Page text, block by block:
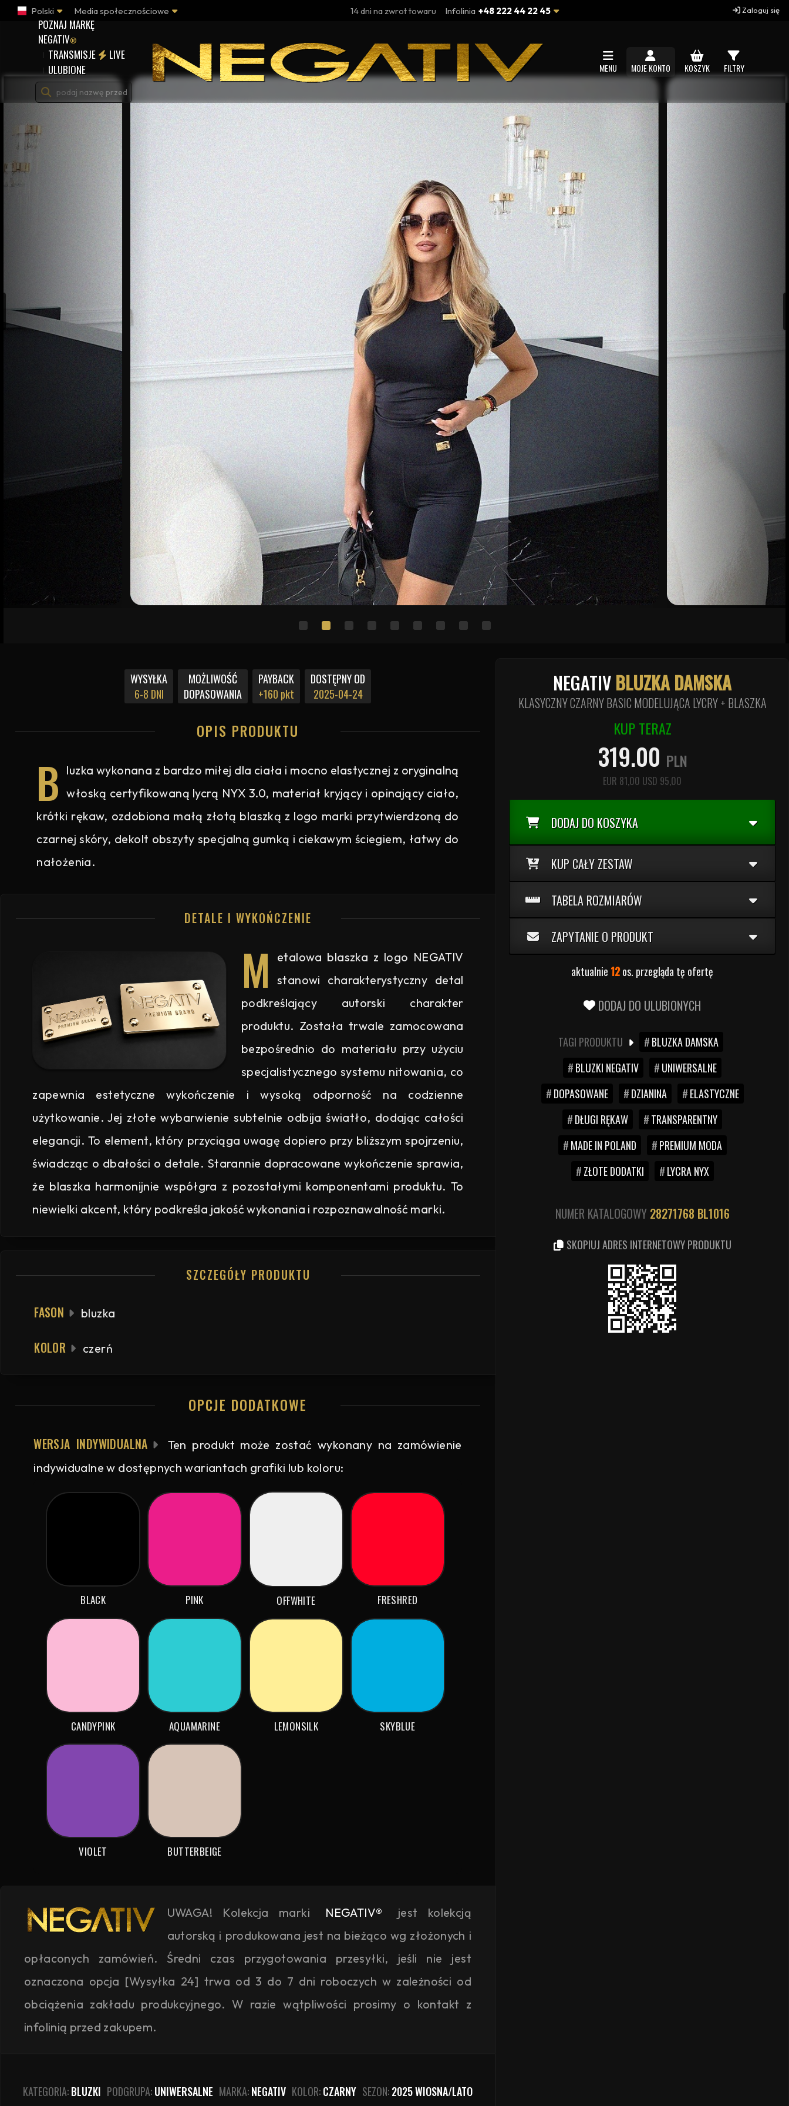
Polski Media społecznościowe 14 dni na zwrot towaru Infolinia +48 222 44 22 45 Zaloguj się
POZNAJ MARKĘ
NEGATIV®
TRANSMISJE
LIVE
ULUBIONE
MENU MOJE KONTO KOSZYK FILTRY
WYSYŁKA
6-8 DNI
MOŻLIWOŚĆ
DOPASOWANIA
PAYBACK
+160 pkt
DOSTĘPNY OD
2025-04-24
OPIS PRODUKTU
B luzka wykonana z bardzo miłej dla ciała i mocno elastycznej z oryginalną
włoską certyfikowaną lycrą NYX 3.0, materiał kryjący i opinający ciało,
krótki rękaw, ozdobiona małą złotą blaszką z logo marki przytwierdzoną do
czarnej skóry, dekolt obszyty specjalną gumką i ciekawym ściegiem, łatwy do
nałożenia.
DETALE I WYKOŃCZENIE
M
etalowa blaszka z logo NEGATIV
stanowi charakterystyczny detal
podkreślający autorski charakter
produktu. Została trwale zamocowana
bezpośrednio do materiału przy użyciu
specjalistycznego systemu nitowania, co
zapewnia estetyczne wykończenie i wysoką odporność na codzienne
użytkowanie. Jej złote wybarwienie subtelnie odbija światło, dodając całości
elegancji. To element, który przyciąga uwagę dopiero przy bliższym spojrzeniu,
świadcząc o dbałości o detale. Starannie dopracowane wykończenie sprawia,
że blaszka harmonijnie współgra z pozostałymi komponentami produktu. To
niewielki akcent, który podkreśla jakość wykonania i rozpoznawalność marki.
SZCZEGÓŁY PRODUKTU
FASON bluzka
KOLOR czerń
OPCJE DODATKOWE
WERSJA INDYWIDUALNA
Ten produkt może zostać wykonany na zamówienie
indywidualne w dostępnych wariantach grafiki lub koloru:
BLACK PINK OFFWHITE FRESHRED
CANDYPINK AQUAMARINE LEMONSILK SKYBLUE
VIOLET BUTTERBEIGE
UWAGA! Kolekcja marki NEGATIV®
jest kolekcją
autorską i produkowana jest na bieżąco wg złożonych i
opłaconych zamówień. Średni czas przygotowania przesyłki, jeśli nie jest
oznaczona opcja [Wysyłka 24] trwa od 3 do 7 dni roboczych w zależności od
obciążenia zakładu produkcyjnego. W razie wątpliwości prosimy o kontakt z
infolinią przed zakupem.
KATEGORIA:BLUZKI PODGRUPA:UNIWERSALNE MARKA:NEGATIV KOLOR:CZARNY SEZON:2025 WIOSNA/LATO
NEGATIV BLUZKA DAMSKA
KLASYCZNY CZARNY BASIC MODELUJĄCA LYCRY + BLASZKA
KUP TERAZ
319.00 PLN
EUR 81,00 USD 95,00
DODAJ DO KOSZYKA
KUP CAŁY ZESTAW
TABELA ROZMIARÓW
ZAPYTANIE O PRODUKT
aktualnie 12os. przegląda tę ofertę
DODAJ DO ULUBIONYCH
TAGI PRODUKTU
BLUZKA DAMSKA
BLUZKI NEGATIV
UNIWERSALNE
DOPASOWANE
DZIANINA
ELASTYCZNE
DŁUGI RĘKAW
TRANSPARENTNY
MADE IN POLAND
PREMIUM MODA
ZŁOTE DODATKI
LYCRA NYX
NUMER KATALOGOWY 28271768 BL1016
SKOPIUJ ADRES INTERNETOWY PRODUKTU